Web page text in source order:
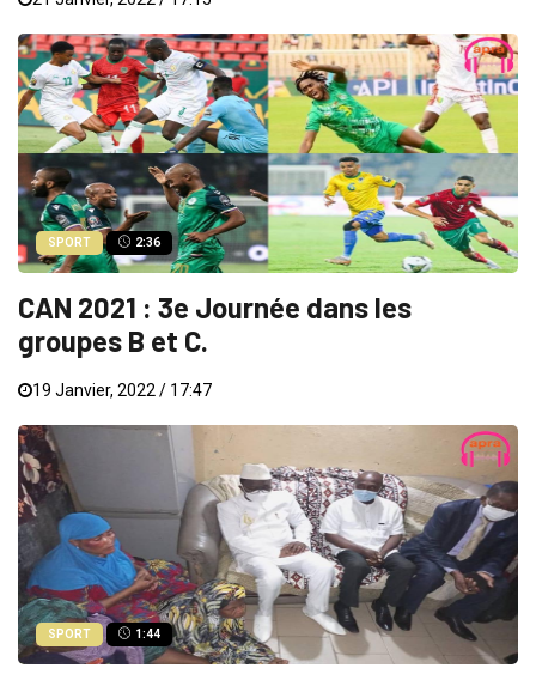
SPORT 2:36
CAN 2021 : 3e Journée dans les
groupes B et C.
19 Janvier, 2022 / 17:47
SPORT 1:44